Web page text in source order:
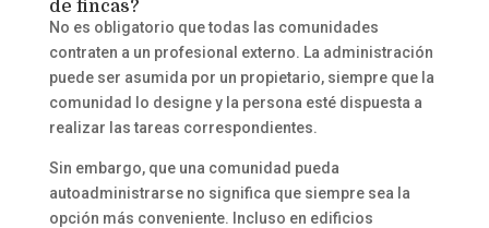
de fincas?
No es obligatorio que todas las comunidades
contraten a un profesional externo. La administración
puede ser asumida por un propietario, siempre que la
comunidad lo designe y la persona esté dispuesta a
realizar las tareas correspondientes.
Sin embargo, que una comunidad pueda
autoadministrarse no significa que siempre sea la
opción más conveniente. Incluso en edificios